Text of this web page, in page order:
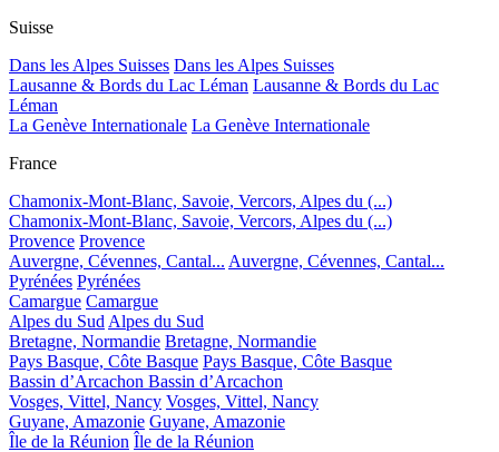
Suisse
Dans les Alpes Suisses Dans les Alpes Suisses
Lausanne & Bords du Lac Léman Lausanne & Bords du Lac
Léman
La Genève Internationale La Genève Internationale
France
Chamonix-Mont-Blanc, Savoie, Vercors, Alpes du (...)
Chamonix-Mont-Blanc, Savoie, Vercors, Alpes du (...)
Provence Provence
Auvergne, Cévennes, Cantal... Auvergne, Cévennes, Cantal...
Pyrénées Pyrénées
Camargue Camargue
Alpes du Sud Alpes du Sud
Bretagne, Normandie Bretagne, Normandie
Pays Basque, Côte Basque Pays Basque, Côte Basque
Bassin d’Arcachon Bassin d’Arcachon
Vosges, Vittel, Nancy Vosges, Vittel, Nancy
Guyane, Amazonie Guyane, Amazonie
Île de la Réunion Île de la Réunion